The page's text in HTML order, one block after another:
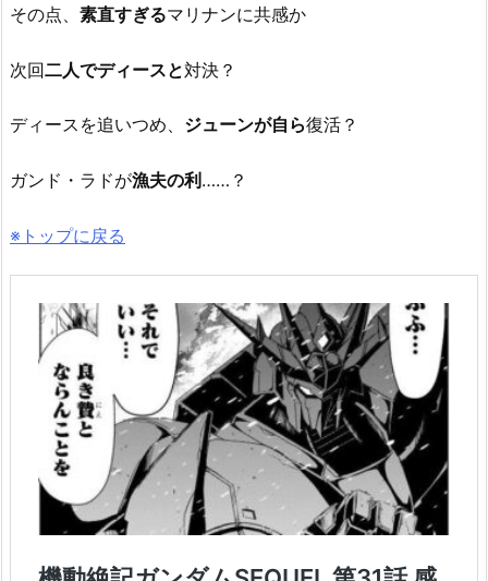
その点、 素直すぎるマリナンに共感か
次回二人でディースと対決？
ディースを追いつめ、 ジューンが自ら復活？
ガンド・ラドが漁夫の利 ……？
※トップに戻る